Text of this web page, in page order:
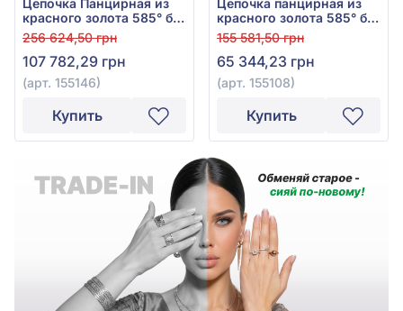
Цепочка Панцирная из
красного золота 585° без
вставки, арт. 155146
256 624,50 грн
107 782,29 грн
(арт. 155146)
Купить
Цепочка панцирная из
красного золота 585° без
вставки, арт. 155108
155 581,50 грн
65 344,23 грн
(арт. 155108)
Купить